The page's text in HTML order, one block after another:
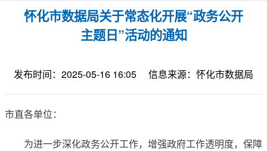
怀化市数据局关于常态化开展“政务公开
主题日”活动的通知
发布时间：2025-05-16 16:05 信息来源：怀化市数据局
市直各单位：
为进一步深化政务公开工作，增强政府工作透明度，保障